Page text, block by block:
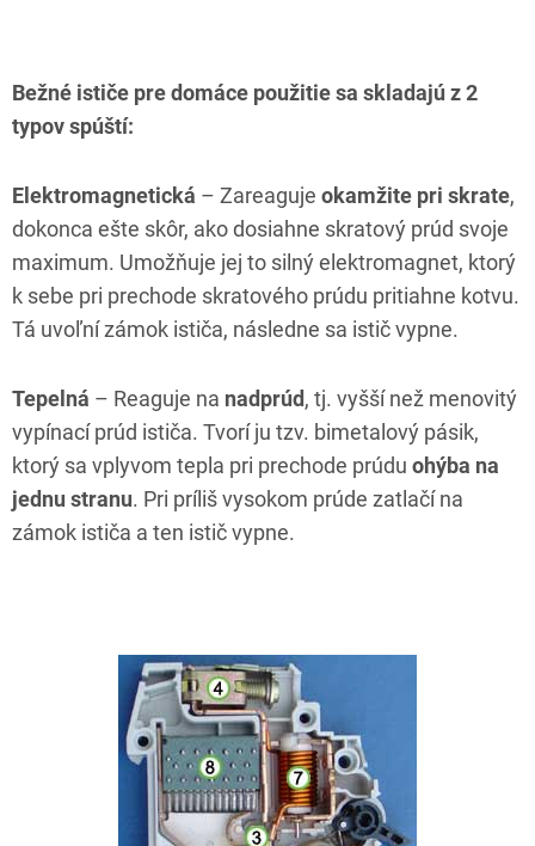
Bežné ističe pre domáce použitie sa skladajú z 2
typov spúští:
Elektromagnetická – Zareaguje okamžite pri skrate,
dokonca ešte skôr, ako dosiahne skratový prúd svoje
maximum. Umožňuje jej to silný elektromagnet, ktorý
k sebe pri prechode skratového prúdu pritiahne kotvu.
Tá uvoľní zámok ističa, následne sa istič vypne.
Tepelná – Reaguje na nadprúd, tj. vyšší než menovitý
vypínací prúd ističa. Tvorí ju tzv. bimetalový pásik,
ktorý sa vplyvom tepla pri prechode prúdu ohýba na
jednu stranu. Pri príliš vysokom prúde zatlačí na
zámok ističa a ten istič vypne.